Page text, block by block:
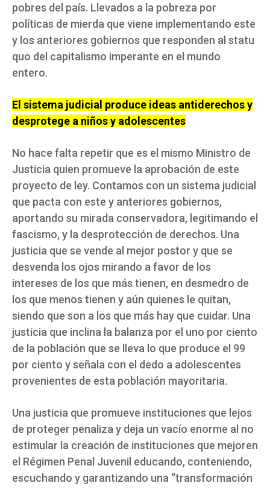
pobres del país. Llevados a la pobreza por
políticas de mierda que viene implementando este
y los anteriores gobiernos que responden al statu
quo del capitalismo imperante en el mundo
entero.
El sistema judicial produce ideas antiderechos y
desprotege a niños y adolescentes
No hace falta repetir que es el mismo Ministro de
Justicia quien promueve la aprobación de este
proyecto de ley. Contamos con un sistema judicial
que pacta con este y anteriores gobiernos,
aportando su mirada conservadora, legitimando el
fascismo, y la desprotección de derechos. Una
justicia que se vende al mejor postor y que se
desvenda los ojos mirando a favor de los
intereses de los que más tienen, en desmedro de
los que menos tienen y aún quienes le quitan,
siendo que son a los que más hay que cuidar. Una
justicia que inclina la balanza por el uno por ciento
de la población que se lleva lo que produce el 99
por ciento y señala con el dedo a adolescentes
provenientes de esta población mayoritaria.
Una justicia que promueve instituciones que lejos
de proteger penaliza y deja un vacío enorme al no
estimular la creación de instituciones que mejoren
el Régimen Penal Juvenil educando, conteniendo,
escuchando y garantizando una “transformación